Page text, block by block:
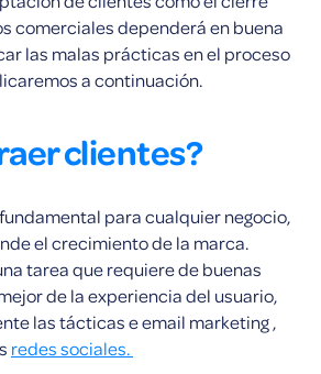
comerciales dependerá en buena
las malas prácticas en el proceso
a continuación.
clientes?
para cualquier negocio,
el crecimiento de la marca.
tarea que requiere de buenas
de la experiencia del usuario,
las tácticas e email marketing ,
redes sociales.